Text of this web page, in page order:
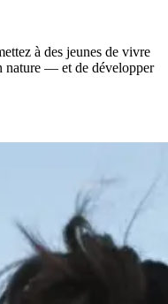
à des jeunes de vivre
nature — et de développer